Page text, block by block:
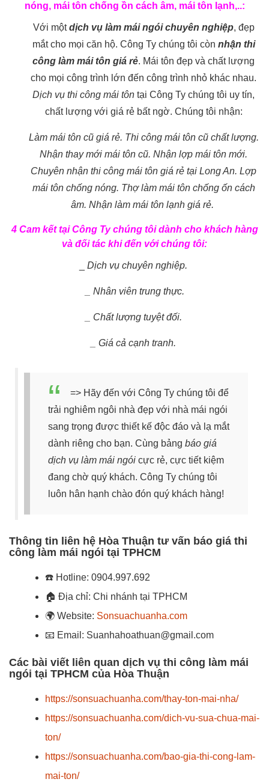
nóng, mái tôn chống ồn cách âm, mái tôn lạnh,..:
Với mộtdịch vụ làm mái ngói chuyên nghiệp, đẹp
mắt cho mọi căn hộ. Công Ty chúng tôi còn nhận thi
công làm mái tôn giá rẻ. Mái tôn đẹp và chất lượng
cho mọi công trình lớn đến công trình nhỏ khác nhau.
Dịch vụ thi công mái tôn tại Công Ty chúng tôi uy tín,
chất lượng với giá rẻ bất ngờ. Chúng tôi nhận:
Làm mái tôn cũ giá rẻ. Thi công mái tôn cũ chất lượng.
Nhận thay mới mái tôn cũ. Nhận lợp mái tôn mới.
Chuyên nhận thi công mái tôn giá rẻ tại Long An. Lợp
mái tôn chống nóng. Thợ làm mái tôn chống ốn cách
âm. Nhận làm mái tôn lạnh giá rẻ.
4 Cam kết tại Công Ty chúng tôi dành cho khách hàng
và đối tác khi đến với chúng tôi:
Dịch vụ chuyên nghiệp.
_ Nhân viên trung thực.
_ Chất lượng tuyệt đối.
_ Giá cả cạnh tranh.
=> Hãy đến với Công Ty chúng tôi để
trải nghiêm ngôi nhà đẹp với nhà mái ngói
sang trọng được thiết kế độc đáo và lạ mắt
dành riêng cho bạn. Cùng bảng báo giá
dịch vụ làm mái ngói cực rẻ, cực tiết kiệm
đang chờ quý khách. Công Ty chúng tôi
luôn hân hạnh chào đón quý khách hàng!
Thông tin liên hệ Hòa Thuận tư vấn báo giá thi
công làm mái ngói tại TPHCM
☎️ Hotline: 0904.997.692
🏠 Địa chỉ: Chi nhánh tại TPHCM
🌍 Website: Sonsuachuanha.com
📧 Email: Suanhahoathuan@gmail.com
Các bài viết liên quan dịch vụ thi công làm mái
ngói tại TPHCM của Hòa Thuận
https://sonsuachuanha.com/thay-ton-mai-nha/
https://sonsuachuanha.com/dich-vu-sua-chua-mai-
ton/
https://sonsuachuanha.com/bao-gia-thi-cong-lam-
mai-ton/